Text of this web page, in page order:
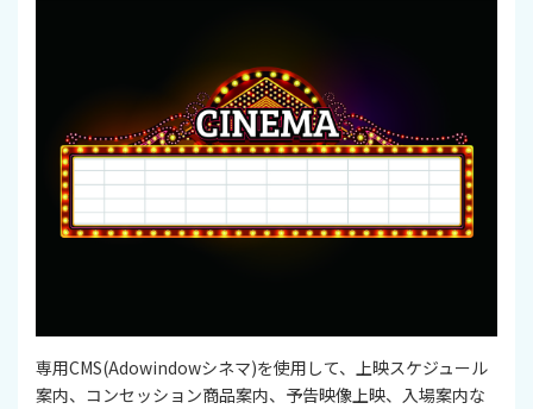
専用CMS(Adowindowシネマ)を使用して、上映スケジュール
案内、コンセッション商品案内、予告映像上映、入場案内な